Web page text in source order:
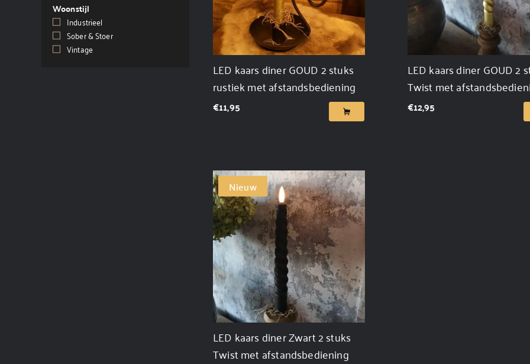
Woonstijl
Industrieel
Sober & Stoer
Vintage
LED kaars diner GOUD 2 stuks
rustiek met afstandsbediening
€11,95
LED kaars diner GOUD 2
Twist met
€12,95
Nieuw
LED kaars diner Zwart 2 stuks
Twist met afstandsbediening